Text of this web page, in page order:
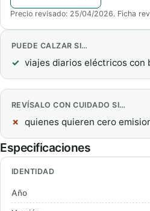
Precio revisado: 25/04/2026. Ficha
PUEDE CALZAR SI…
viajes diarios eléctricos con
REVÍSALO CON CUIDADO SI…
quienes quieren cero
Especificaciones
IDENTIDAD
Año